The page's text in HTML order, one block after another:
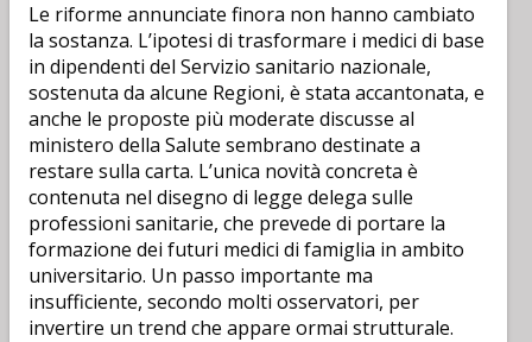
Le riforme annunciate finora non hanno cambiato
la sostanza. L’ipotesi di trasformare i medici di base
in dipendenti del Servizio sanitario nazionale,
sostenuta da alcune Regioni, è stata accantonata, e
anche le proposte più moderate discusse al
ministero della Salute sembrano destinate a
restare sulla carta. L’unica novità concreta è
contenuta nel disegno di legge delega sulle
professioni sanitarie, che prevede di portare la
formazione dei futuri medici di famiglia in ambito
universitario. Un passo importante ma
insufficiente, secondo molti osservatori, per
invertire un trend che appare ormai strutturale.